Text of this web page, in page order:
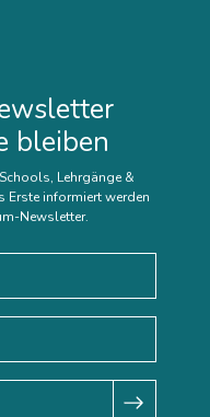
bleiben
Lehrgänge &
Erste informiert werden
Newsletter.